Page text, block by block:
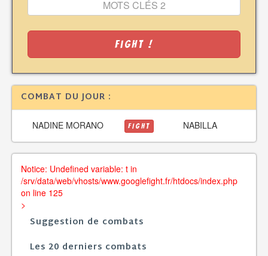
Fight !
COMBAT DU JOUR :
NADINE MORANO FIGHT NABILLA
Notice: Undefined variable: t in
/srv/data/web/vhosts/www.googlefight.fr/htdocs/index.php
on line 125
>
Suggestion de combats
Les 20 derniers combats